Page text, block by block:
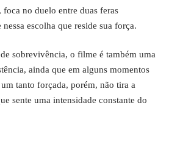
foca no duelo entre duas feras
escolha que reside sua força.
de sobrevivência, o filme é também uma
ainda que em alguns momentos
tanto forçada, porém, não tira a
sente uma intensidade constante do